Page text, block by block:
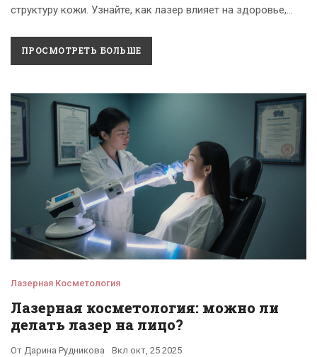
структуру кожи. Узнайте, как лазер влияет на здоровье,
ПРОСМОТРЕТЬ БОЛЬШЕ
Лазерная Косметология
Лазерная косметология: можно ли
делать лазер на лицо?
От Дарина Рудникова Вкл окт, 25 2025